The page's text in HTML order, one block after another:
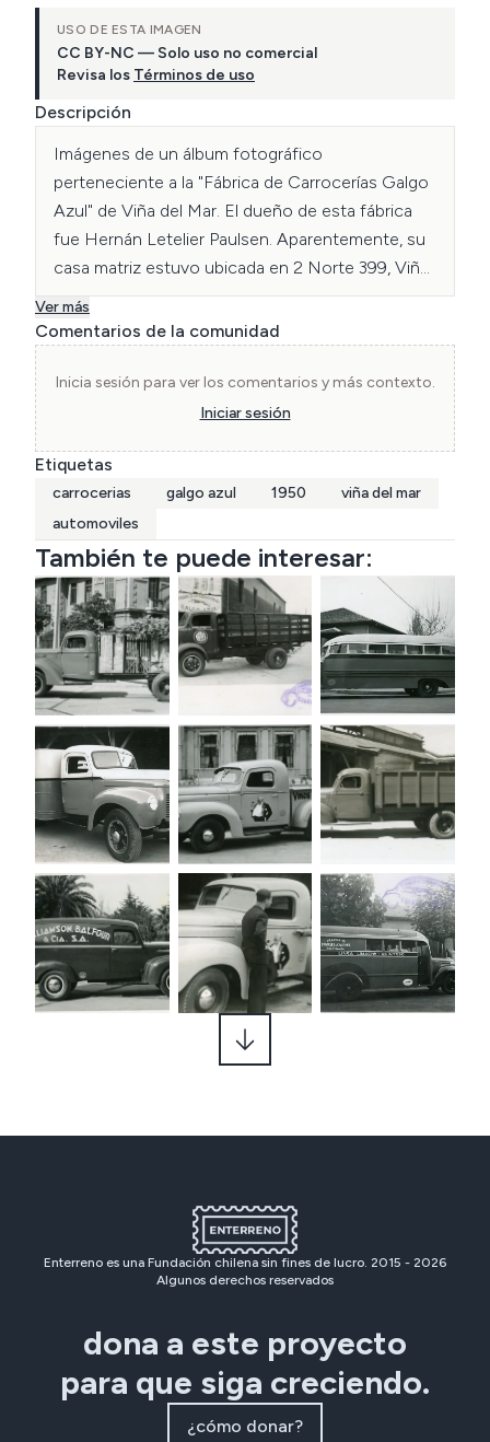
USO DE ESTA IMAGEN
CC BY-NC — Solo uso no comercial
Revisa los Términos de uso
Descripción
Imágenes de un álbum fotográfico
perteneciente a la "Fábrica de Carrocerías Galgo
Azul" de Viña del Mar. El dueño de esta fábrica
fue Hernán Letelier Paulsen. Aparentemente, su
casa matriz estuvo ubicada en 2 Norte 399, Viña
del Mar.
El álbum pareciera ser un catálogo comercial de
empresas. Sobresale la preparación de las
fotografías en lugares céntricos de la ciudad.
Ver más
Comentarios de la comunidad
Inicia sesión para ver los comentarios y más contexto.
Iniciar sesión
Etiquetas
carrocerias galgo azul 1950
viña del mar
automoviles
También te puede interesar:
Enterreno es una Fundación chilena sin fines de lucro. 2015 - 2026
Algunos derechos reservados
dona a este proyecto
para que siga creciendo.
¿cómo donar?